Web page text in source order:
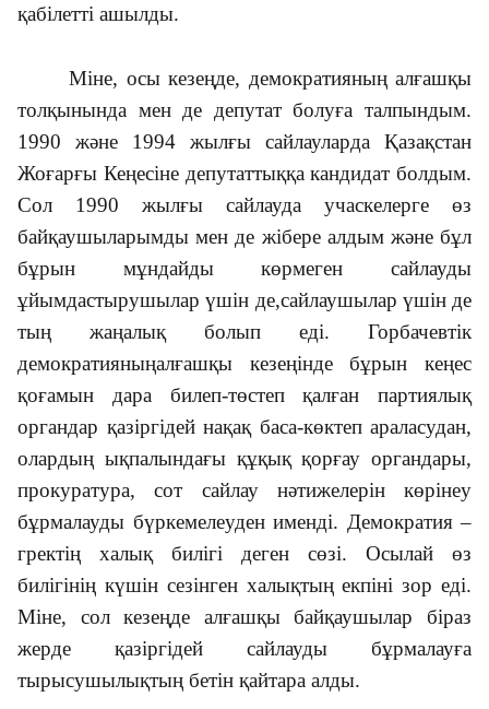
қабілетті ашылды.
Міне, осы кезеңде, демократияның алғашқы
толқынында мен де депутат болуға талпындым.
1990 және 1994 жылғы сайлауларда Қазақстан
Жоғарғы Кеңесіне депутаттыққа кандидат болдым.
Сол 1990 жылғы сайлауда учаскелерге өз
байқаушыларымды мен де жібере алдым және бұл
бұрын мұндайды көрмеген сайлауды
ұйымдастырушылар үшін де,сайлаушылар үшін де
тың жаңалық болып еді. Горбачевтік
демократияныңалғашқы кезеңінде бұрын кеңес
қоғамын дара билеп-төстеп қалған партиялық
органдар қазіргідей нақақ баса-көктеп араласудан,
олардың ықпалындағы құқық қорғау органдары,
прокуратура, сот сайлау нәтижелерін көрінеу
бұрмалауды бүркемелеуден именді. Демократия –
гректің халық билігі деген сөзі. Осылай өз
билігінің күшін сезінген халықтың екпіні зор еді.
Міне, сол кезеңде алғашқы байқаушылар біраз
жерде қазіргідей сайлауды бұрмалауға
тырысушылықтың бетін қайтара алды.